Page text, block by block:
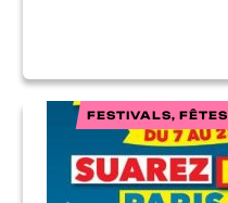
FESTIVALS, FÊTES